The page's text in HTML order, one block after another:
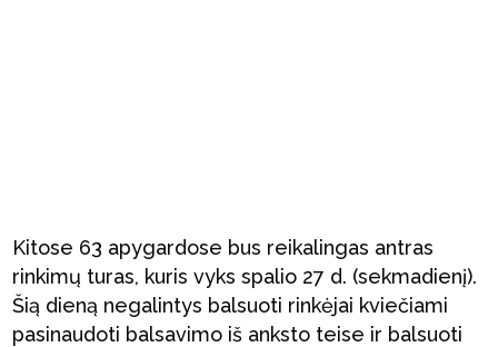
Kitose 63 apygardose bus reikalingas antras
rinkimų turas, kuris vyks spalio 27 d. (sekmadienį).
Šią dieną negalintys balsuoti rinkėjai kviečiami
pasinaudoti balsavimo iš anksto teise ir balsuoti